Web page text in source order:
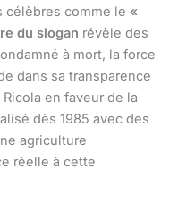
célèbres comme le «
du slogan révèle des
à mort, la force
dans sa transparence
en faveur de la
dès 1985 avec des
agriculture
réelle à cette